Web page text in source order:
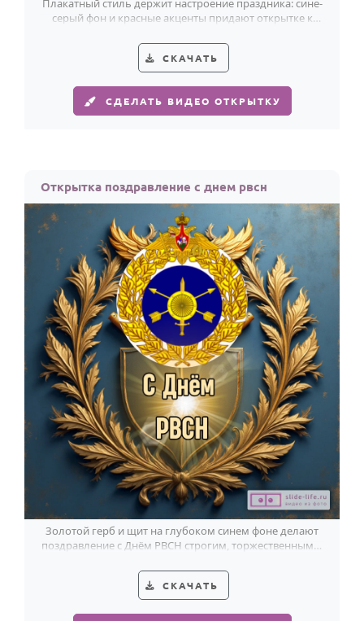
Плакатный стиль держит настроение праздника: сине-
серый фон и красные акценты придают открытке к
СКАЧАТЬ
СДЕЛАТЬ ВИДЕО ОТКРЫТКУ
Открытка поздравление с днем рвсн
Золотой герб и щит на глубоком синем фоне делают
поздравление с Днём РВСН строгим, торжественным и
СКАЧАТЬ